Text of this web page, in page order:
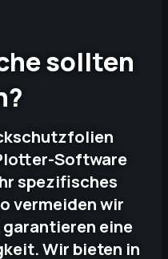
sollten
Software
spezifisches
vermeiden wir
eine
Wir bieten in